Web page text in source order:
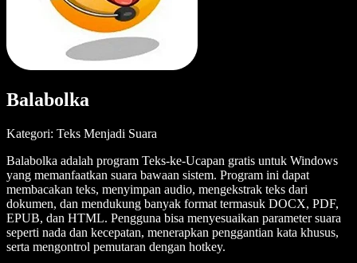
Balabolka
Kategori: Teks Menjadi Suara
Balabolka adalah program Teks-ke-Ucapan gratis untuk Windows
yang memanfaatkan suara bawaan sistem. Program ini dapat
membacakan teks, menyimpan audio, mengekstrak teks dari
dokumen, dan mendukung banyak format termasuk DOCX, PDF,
EPUB, dan HTML. Pengguna bisa menyesuaikan parameter suara
seperti nada dan kecepatan, menerapkan penggantian kata khusus,
serta mengontrol pemutaran dengan hotkey.